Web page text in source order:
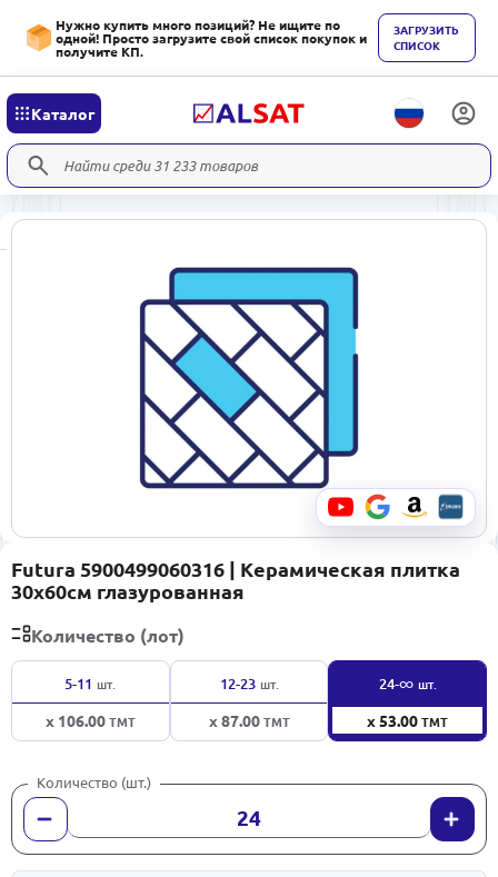
Нужно купить много позиций? Не ищите по
одной! Просто загрузите свой список покупок и
получите КП.
ЗАГРУЗИТЬ
СПИСОК
Каталог
Futura 5900499060316 | Керамическая плитка
30x60см глазурованная
Количество (лот)
5-11 шт.
x 106.00ТМТ
12-23 шт.
x 87.00ТМТ
24-∞ шт.
x 53.00ТМТ
Количество (шт.)